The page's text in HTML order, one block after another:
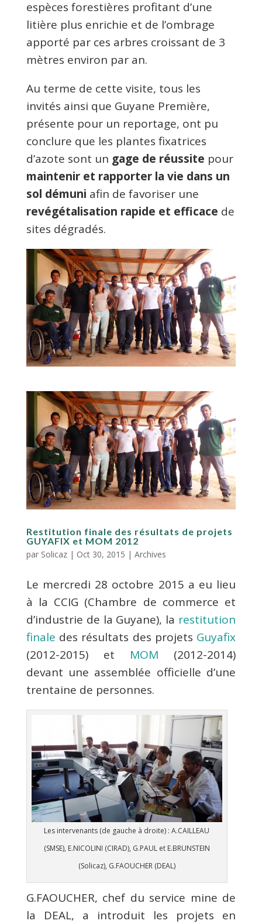
espèces forestières profitant d’une
litière plus enrichie et de l’ombrage
apporté par ces arbres croissant de 3
mètres environ par an.
Au terme de cette visite, tous les
invités ainsi que Guyane Première,
présente pour un reportage, ont pu
conclure que les plantes fixatrices
d’azote sont un gage de réussite pour
maintenir et rapporter la vie dans un
sol démuni afin de favoriser une
revégétalisation rapide et efficace de
sites dégradés.
Restitution finale des résultats de projets
GUYAFIX et MOM 2012
par Solicaz| Oct 30, 2015 | Archives
Le mercredi 28 octobre 2015 a eu lieu
à la CCIG (Chambre de commerce et
d’industrie de la Guyane), la restitution
finale des résultats des projets Guyafix
(2012-2015) et MOM (2012-2014)
devant une assemblée officielle d’une
trentaine de personnes.
Les intervenants (de gauche à droite) : A.CAILLEAU
(SMSE), E.NICOLINI (CIRAD), G.PAUL et E.BRUNSTEIN
(Solicaz), G.FAOUCHER (DEAL)
G.FAOUCHER, chef du service mine de
la DEAL, a introduit les projets en